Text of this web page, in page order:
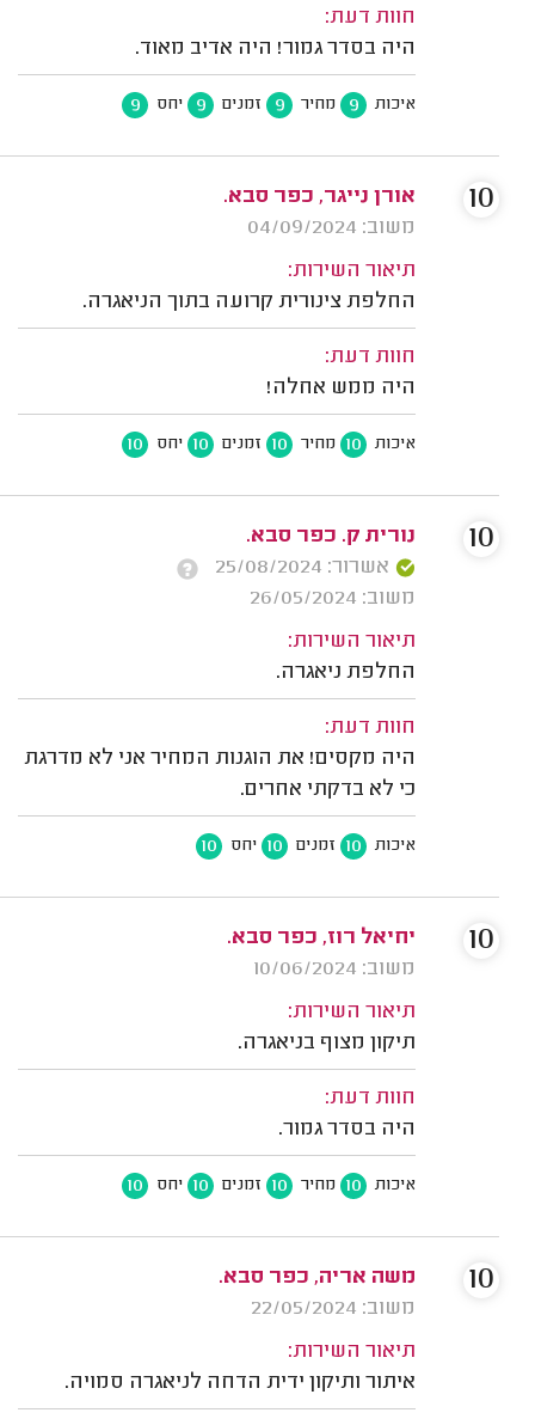
חוות דעת:
היה בסדר גמור! היה אדיב מאוד.
איכות 9 מחיר 9 זמנים 9 יחס 9
אורן נייגר, כפר סבא.
משוב: 04/09/2024
תיאור השירות:
החלפת צינורית קרועה בתוך הניאגרה.
חוות דעת:
היה ממש אחלה!
איכות 10 מחיר 10 זמנים 10 יחס 10
10
נורית ק. כפר סבא.
אשרור: 25/08/2024
משוב: 26/05/2024
תיאור השירות:
החלפת ניאגרה.
חוות דעת:
היה מקסים! את הוגנות המחיר אני לא מדרגת
כי לא בדקתי אחרים.
איכות 10 זמנים 10 יחס 10
10
יחיאל רוז, כפר סבא.
משוב: 10/06/2024
תיאור השירות:
תיקון מצוף בניאגרה.
חוות דעת:
היה בסדר גמור.
איכות 10 מחיר 10 זמנים 10 יחס 10
10
משה אריה, כפר סבא.
משוב: 22/05/2024
תיאור השירות:
איתור ותיקון ידית הדחה לניאגרה סמויה.
10